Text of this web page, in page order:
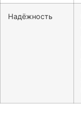
Надёжность